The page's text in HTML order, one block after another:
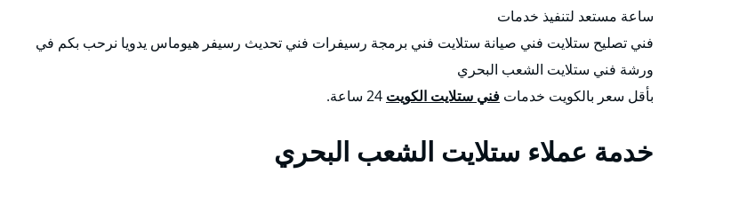
ساعة مستعد لتنفيذ خدمات
فني تصليح ستلايت فني صيانة ستلايت فني برمجة رسيفرات فني تحديث رسيفر هيوماس يدويا نرحب بكم في
ورشة فني ستلايت الشعب البحري
بأقل سعر بالكويت خدمات فني ستلايت الكويت
خدمة عملاء ستلايت الشعب البحري